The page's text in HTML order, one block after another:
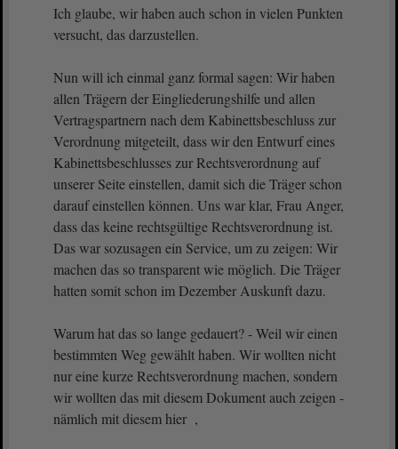
Ich glaube, wir haben auch schon in vielen Punkten
versucht, das darzustellen.
Nun will ich einmal ganz formal sagen: Wir haben
allen Trägern der Eingliederungshilfe und allen
Vertragspartnern nach dem Kabinettsbeschluss zur
Verordnung mitgeteilt, dass wir den Entwurf eines
Kabinettsbeschlusses zur Rechtsverordnung auf
unserer Seite einstellen, damit sich die Träger schon
darauf einstellen können. Uns war klar, Frau Anger,
dass das keine rechtsgültige Rechtsverordnung ist.
Das war sozusagen ein Service, um zu zeigen: Wir
machen das so transparent wie möglich. Die Träger
hatten somit schon im Dezember Auskunft dazu.
Warum hat das so lange gedauert? - Weil wir einen
bestimmten Weg gewählt haben. Wir wollten nicht
nur eine kurze Rechtsverordnung machen, sondern
wir wollten das mit diesem Dokument auch zeigen -
nämlich mit diesem hier ,